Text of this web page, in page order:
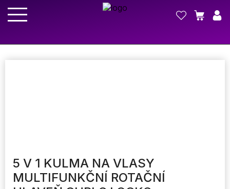
5 V 1 KULMA NA VLASY
MULTIFUNKČNÍ ROTAČNÍ